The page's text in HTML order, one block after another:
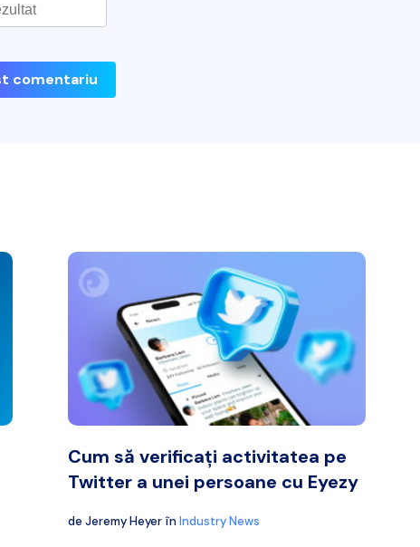
comentariu
Cum să verificați activitatea pe
Twitter a unei persoane cu Eyezy
de Jeremy Heyer în Industry News